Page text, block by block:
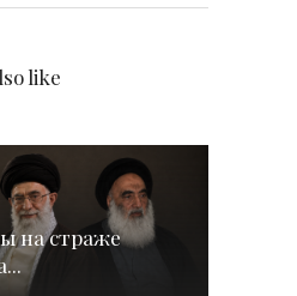
like
на страже